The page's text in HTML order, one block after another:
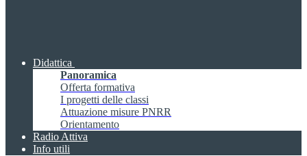
Didattica
Panoramica
Offerta formativa
I progetti delle classi
Attuazione misure PNRR
Orientamento
Radio Attiva
Info utili